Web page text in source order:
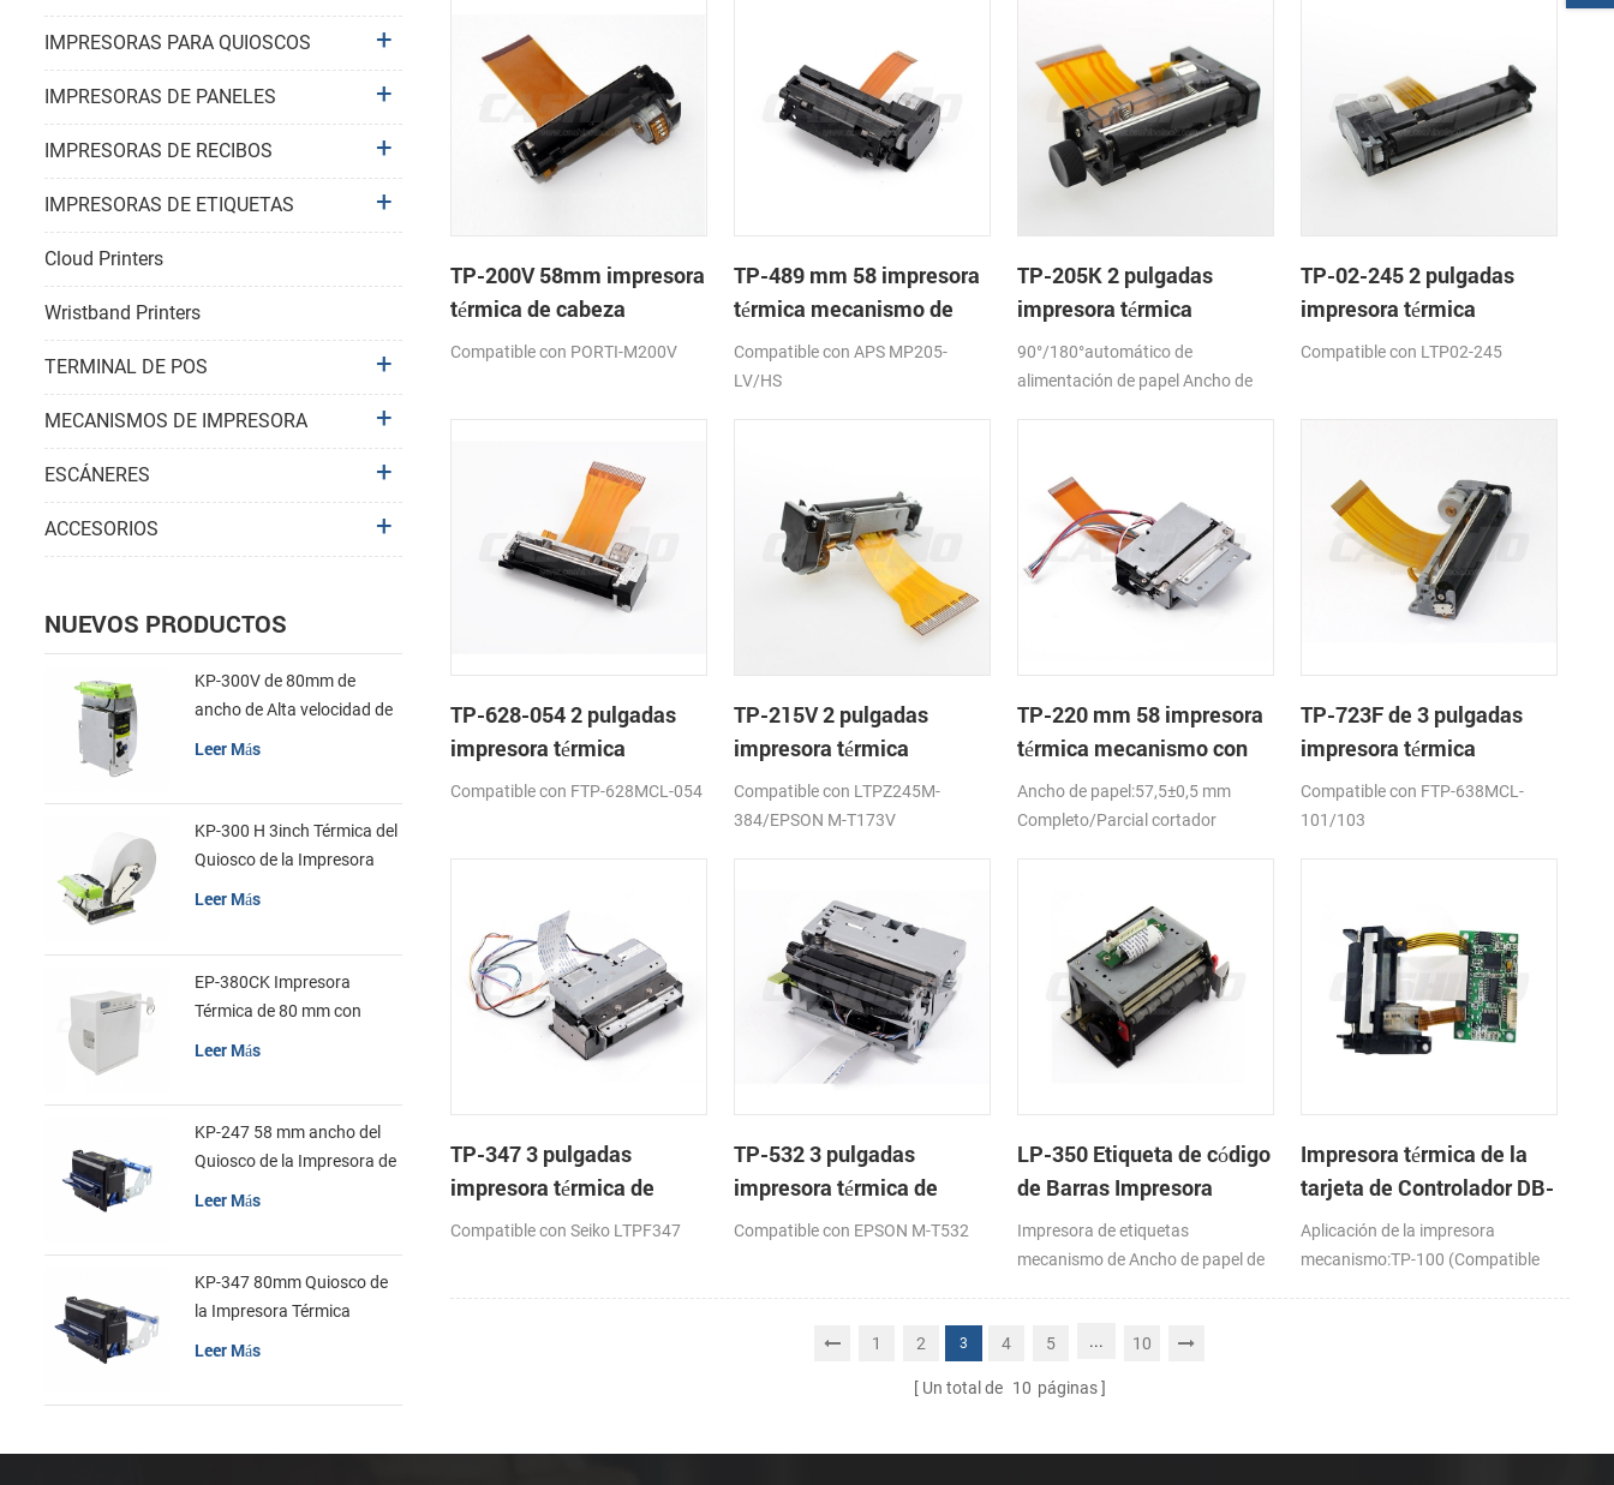
TP-200V 58mm impresora
térmica de cabeza
Compatible con PORTI-M200V
TP-489 mm 58 impresora
térmica mecanismo de
Compatible con APS MP205-
LV/HS
TP-205K 2 pulgadas
impresora térmica
mecanismo de
90°/180°automático de
alimentación de papel Ancho de
TP-02-245 2 pulgadas
impresora térmica
mecanismo de
Compatible con LTP02-245
TP-628-054 2 pulgadas
impresora térmica
mecanismo de
Compatible con FTP-628MCL-054
TP-215V 2 pulgadas
impresora térmica
mecanismo de
Compatible con LTPZ245M-
384/EPSON M-T173V
TP-220 mm 58 impresora
térmica mecanismo con
cortador automático
Ancho de papel:57,5±0,5 mm
Completo/Parcial cortador
TP-723F de 3 pulgadas
impresora térmica
mecanismo de
Compatible con FTP-638MCL-
101/103
TP-347 3 pulgadas
impresora térmica de
cabeza con cortador
Compatible con Seiko LTPF347
TP-532 3 pulgadas
impresora térmica de
cabeza con cortador
Compatible con EPSON M-T532
LP-350 Etiqueta de código
de Barras Impresora
Mecanismo de
Impresora de etiquetas
mecanismo de Ancho de papel de
Impresora térmica de la
tarjeta de Controlador DB-
100
Aplicación de la impresora
mecanismo:TP-100 (Compatible
1 2 3 4 5 ... 10
Un total de 10 páginas
IMPRESORAS PARA QUIOSCOS
IMPRESORAS DE PANELES
IMPRESORAS DE RECIBOS
IMPRESORAS DE ETIQUETAS
Cloud Printers
Wristband Printers
TERMINAL DE POS
MECANISMOS DE IMPRESORA
ESCÁNERES
ACCESORIOS
NUEVOS PRODUCTOS
KP-300V de 80mm de
ancho de Alta velocidad de
la Impresora Térmica del
Leer Más
KP-300 H 3inch Térmica del
Quiosco de la Impresora
Módulo de
Leer Más
EP-380CK Impresora
Térmica de 80 mm con
Leer Más
KP-247 58 mm ancho del
Quiosco de la Impresora de
Leer Más
KP-347 80mm Quiosco de
la Impresora Térmica
Leer Más